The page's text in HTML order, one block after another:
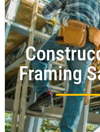
Framing